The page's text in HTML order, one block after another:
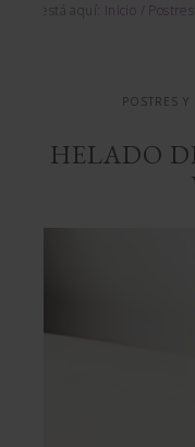
Usted está aquí: Inicio
POSTRES Y
HELADO